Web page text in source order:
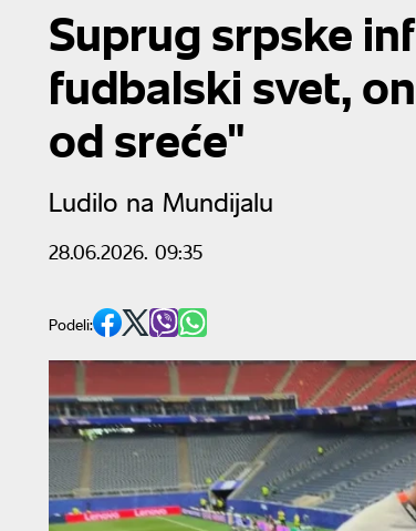
Suprug srpske
fudbalski svet,
od sreće"
Ludilo na Mundijalu
28.06.2026. 09:35
Podeli: